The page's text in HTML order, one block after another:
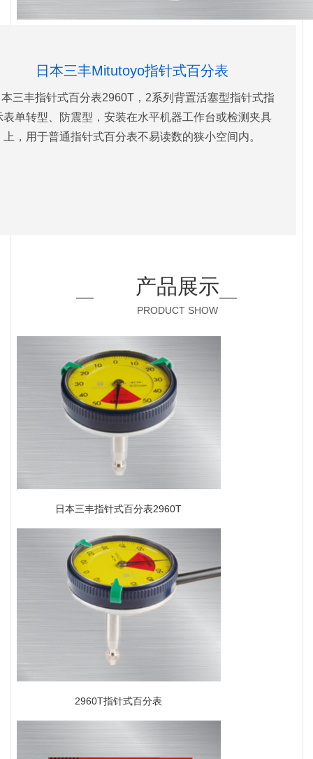
日本三丰Mitutoyo指针式百分表
三丰指针式百分表2960T，2系列背置活塞型指针式指
表单转型、防震型，安装在水平机器工作台或检测夹具
上，用于普通指针式百分表不易读数的狭小空间内。
产品展示
PRODUCT SHOW
日本三丰指针式百分表2960T
2960T指针式百分表